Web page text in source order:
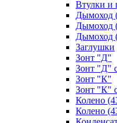
Втулки и
Дымоход
Дымоход
Дымоход
Заглушки
Зонт "Д"
Зонт "Д"
Зонт "К"
Зонт "К"
Колено
Колено